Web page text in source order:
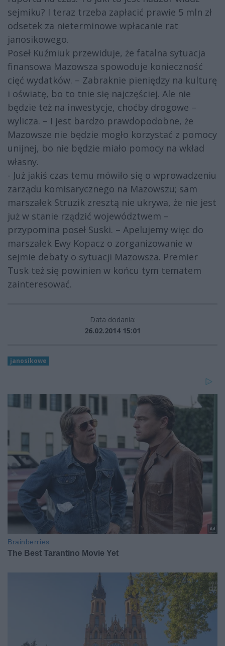
sejmiku? I teraz trzeba zapłacić prawie 5 mln zł
odsetek za nieterminowe wpłacanie rat
janosikowego.
Poseł Kuźmiuk przewiduje, że fatalna sytuacja
finansowa Mazowsza spowoduje konieczność
cięć wydatków. – Zabraknie pieniędzy na kulturę
i oświatę, bo to tnie się najczęściej. Ale nie
będzie też na inwestycje, choćby drogowe –
wylicza. – I jest bardzo prawdopodobne, że
Mazowsze nie będzie mogło korzystać z pomocy
unijnej, bo nie będzie miało pomocy na wkład
własny.
- Już jakiś czas temu mówiło się o wprowadzeniu
zarządu komisarycznego na Mazowszu; sam
marszałek Struzik zresztą nie ukrywa, że nie jest
już w stanie rządzić województwem –
przypomina poseł Suski. – Apelujemy więc do
marszałek Ewy Kopacz o zorganizowanie w
sejmie debaty o sytuacji Mazowsza. Premier
Tusk też się powinien w końcu tym tematem
zainteresować.
Data dodania:
26.02.2014 15:01
janosikowe